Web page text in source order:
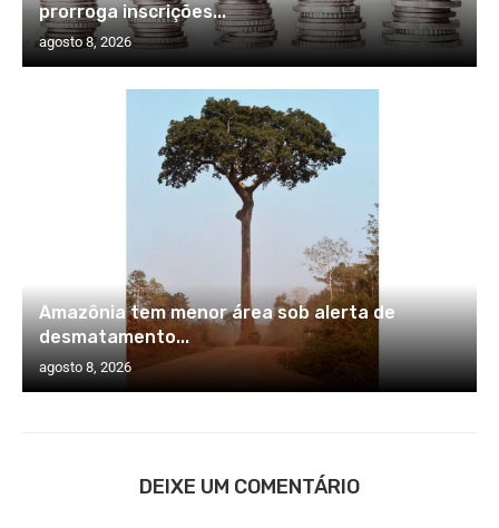
prorroga inscrições...
agosto 8, 2026
Amazônia tem menor área sob alerta de
desmatamento...
agosto 8, 2026
DEIXE UM COMENTÁRIO